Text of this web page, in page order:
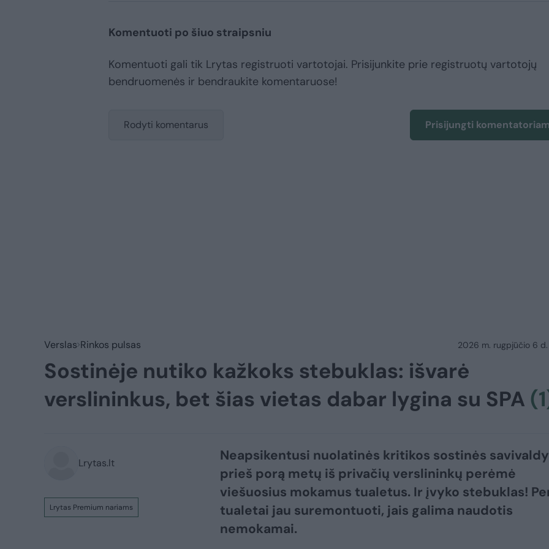
Komentuoti po šiuo straipsniu
Komentuoti gali tik Lrytas registruoti vartotojai. Prisijunkite prie registruotų vartotojų
bendruomenės ir bendraukite komentaruose!
Rodyti komentarus Prisijungti
Verslas Rinkos pulsas 2026 m. rugpjūčio 6 d.
Sostinėje nutiko kažkoks stebuklas: išvarė
verslininkus, bet šias vietas dabar lygina su SPA
Lrytas.lt
Lrytas Premium nariams
Neapsikentusi nuolatinės kritikos sostinės
prieš porą metų iš privačių verslininkų perėmė
viešuosius mokamus tualetus. Ir įvyko stebuklas!
tualetai jau suremontuoti, jais galima naudotis
nemokamai.